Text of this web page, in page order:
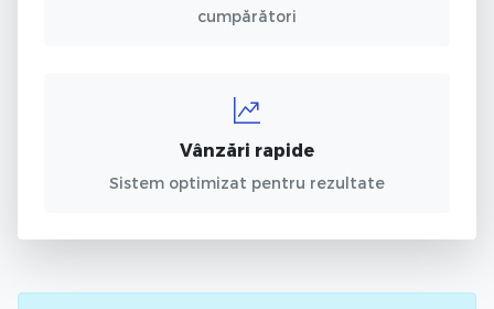
cumpărători
Vânzări rapide
Sistem optimizat pentru rezultate